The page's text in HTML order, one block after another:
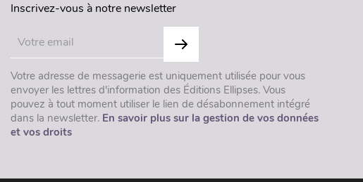
Inscrivez-vous à notre newsletter
Votre adresse de messagerie est uniquement utilisée pour vous
envoyer les lettres d'information des Éditions Ellipses. Vous
pouvez à tout moment utiliser le lien de désabonnement intégré
dans la newsletter. En savoir plus sur la gestion de vos données
et vos droits